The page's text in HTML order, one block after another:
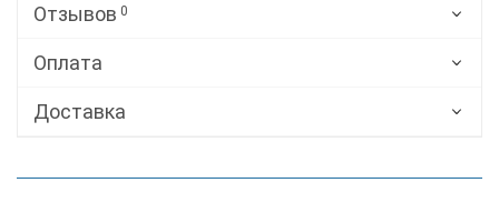
Отзывов 0
Оплата
Доставка